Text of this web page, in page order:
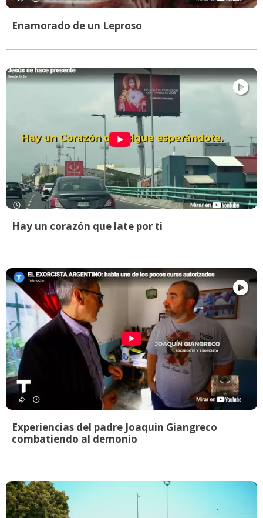
Enamorado de un Leproso
Hay un corazón que late por ti
Experiencias del padre Joaquin Giangreco
combatiendo al demonio